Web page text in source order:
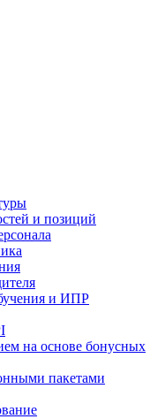
и позиций
и ИПР
на основе бонусных
пакетами